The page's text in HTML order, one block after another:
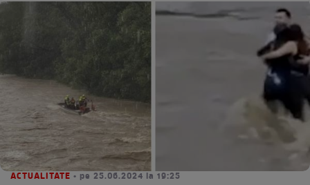
ACTUALITATE • pe 25.06.2024 la 19:25